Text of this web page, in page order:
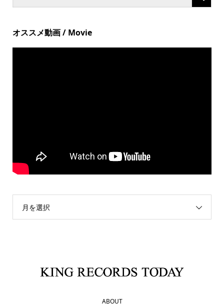
オススメ動画 / Movie
月を選択
ABOUT